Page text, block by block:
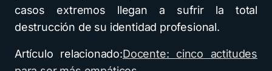
casos extremos llegan a sufrir la total
destrucción de su identidad profesional.
Artículo relacionado:Docente: cinco actitudes